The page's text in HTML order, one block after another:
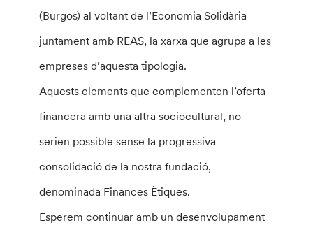
(Burgos) al voltant de l’Economia Solidària
juntament amb REAS, la xarxa que agrupa a les
empreses d’aquesta tipologia.
Aquests elements que complementen l’oferta
financera amb una altra sociocultural, no
serien possible sense la progressiva
consolidació de la nostra fundació,
denominada Finances Ètiques.
Esperem continuar amb un desenvolupament